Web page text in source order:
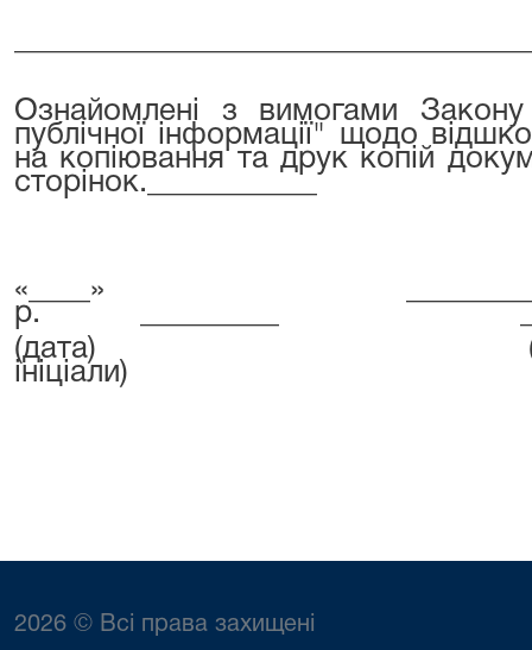
Ознайомлені з вимогами
публічної інформації" щодо
на копіювання та друк копій
сторінок.___________
«____»
р.
(дата)
ініціали)
2026 © Всі права захищені